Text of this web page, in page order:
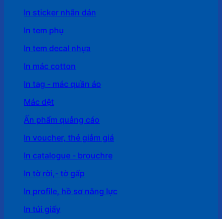
In sticker nhãn dán
In tem phụ
In tem decal nhựa
In mác cotton
In tag - mác quần áo
Mác dệt
Ấn phẩm quảng cáo
In voucher, thẻ giảm giá
In catalogue - brouchre
In tờ rời,- tờ gấp
In profile, hồ sơ năng lực
In túi giấy